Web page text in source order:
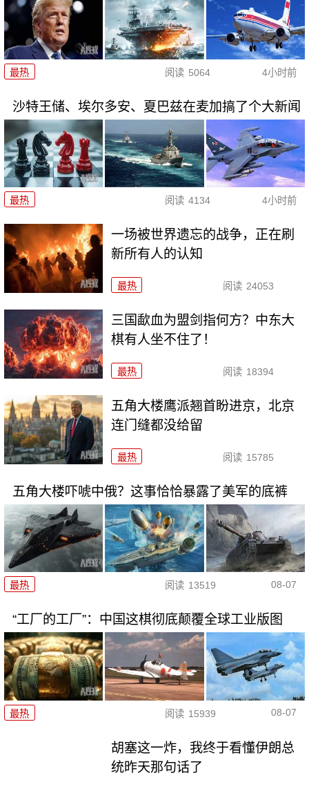
最热 阅读 5064 4小时前
沙特王储、埃尔多安、夏巴兹在麦加搞了个大新闻
最热 阅读 4134 4小时前
一场被世界遗忘的战争，正在刷
新所有人的认知
最热 阅读 24053
三国歃血为盟剑指何方？中东大
棋有人坐不住了！
最热 阅读 18394
五角大楼鹰派翘首盼进京，北京
连门缝都没给留
最热 阅读 15785
五角大楼吓唬中俄？这事恰恰暴露了美军的底裤
最热 阅读 13519 08-07
“工厂的工厂”：中国这棋彻底颠覆全球工业版图
最热 阅读 15939 08-07
胡塞这一炸，我终于看懂伊朗总
统昨天那句话了